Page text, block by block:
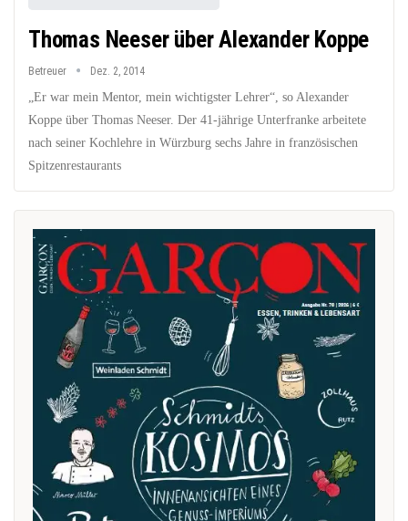
Thomas Neeser über Alexander Koppe
Betreuer Dez. 2, 2014
„Er war mein Mentor, mein wichtigster Lehrer“, so Alexander
Koppe über Thomas Neeser. Der 41-jährige Unterfranke arbeitete
nach seiner Kochlehre in Würzburg sechs Jahre in französischen
Spitzenrestaurants